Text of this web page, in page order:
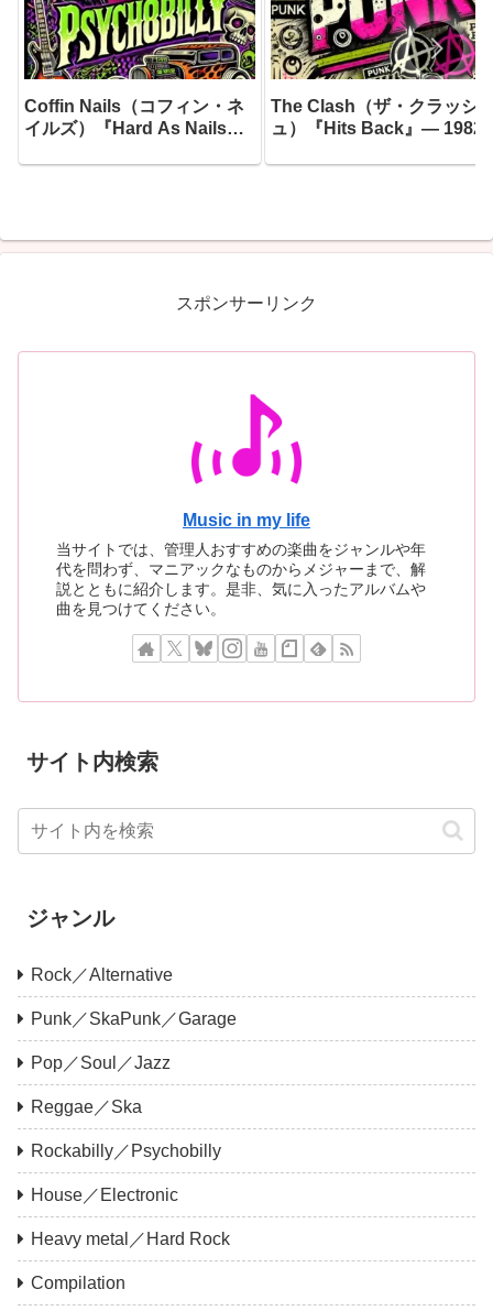
Coffin Nails（コフィン・ネ
イルズ）『Hard As Nails』
産声を上げたサイコビリーの
ァスト、そして最もユーモラ
The Clash（ザ・クラッシ
ュ）『Hits Back』― 1982
ェアディールのステージに
年の時を超えて蘇った
スポンサーリンク
Music in my life
当サイトでは、管理人おすすめの楽曲をジャンルや年
代を問わず、マニアックなものからメジャーまで、解
説とともに紹介します。是非、気に入ったアルバムや
曲を見つけてください。
サイト内検索
ジャンル
Rock／Alternative
Punk／SkaPunk／Garage
Pop／Soul／Jazz
Reggae／Ska
Rockabilly／Psychobilly
House／Electronic
Heavy metal／Hard Rock
Compilation